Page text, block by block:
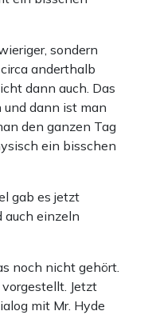
sondern
anderthalb
dann auch. Das
und dann ist man
den ganzen Tag
ein bisschen
gab es jetzt
auch einzeln
noch nicht gehört.
Jetzt
mit Mr. Hyde